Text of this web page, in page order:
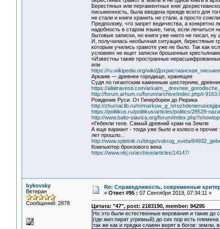
Берестяных или пергаментных книг
письменность, была введена прежде всего для
не стали и книги хранить не стали, а просто
Предположу, что запрет ведичества, а
надобность в старом языке, типа, если лечиться
бытовые записки, но книги уже никто не писал,
И, получилась необычная ситуация, берестяные
которым учились грамоте уже не было. Так как
условиях не ищет записки брошенные
«Известны также пространные
или
https://ru.wikipedia.org/wiki/
Аркаим — древнее городище, хранящее
Судя по гигантским каменным шестерням,
https://allatravesti.com/
http://forum.arhum.ru/forum/archive/index.php/t-
Рождение Руси. От Гипербореи до Рюрика
http://zhurnal.lib.ru/m/markow_g_n/
https://politikus.ru/politikus/articles/politics/28528-
http://www.balto-slavica.org/forum/
«Гебекли тепе. Самый древний храм на Земле
А еще вариант - тогда уже было и колесо и прочие
лет прошло...
http://www.spletnik.ru/blogs/vokrug_sveta/
Компьютер бронзового века
https://www.nkj.ru/archive/articles/14147/
bykovsky
Ветеран
Сообщений: 2878
Re: Справедливость, современные
« Ответ #95 : 07 Сентября 2019, 07:34:11 »
Цитата: "47", post: 2183190, member: 94295
Но это были естественные верования и такие
(где жил пират угрюмый) до сих пор есть
так же как и предки славян верят в богов: